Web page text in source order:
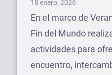
Publicado
el
18 enero, 2026
En el marco de
Fin del Mundo
actividades para
encuentro,